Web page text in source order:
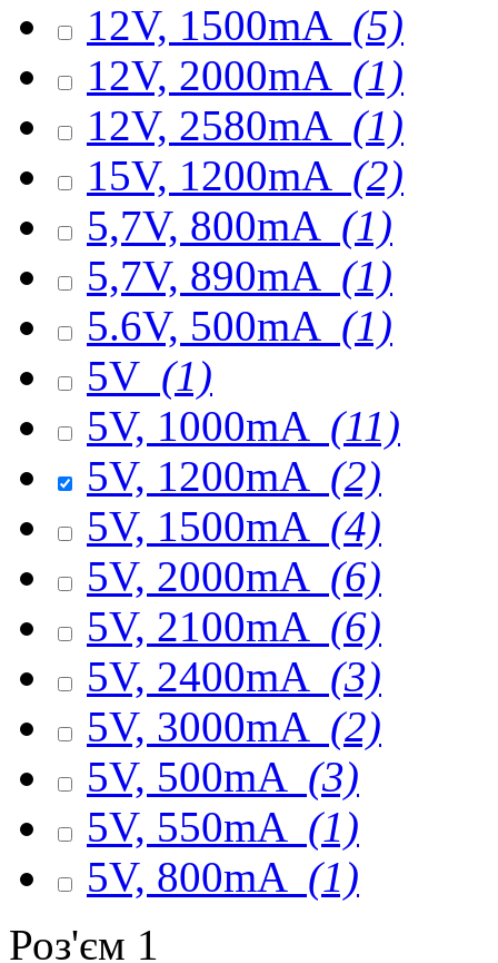
12V, 1500mA (5)
12V, 2000mA (1)
12V, 2580mA (1)
15V, 1200mA (2)
5,7V, 800mA (1)
5,7V, 890mA (1)
5.6V, 500mA (1)
5V (1)
5V, 1000mA (11)
5V, 1200mA (2)
5V, 1500mA (4)
5V, 2000mA (6)
5V, 2100mA (6)
5V, 2400mA (3)
5V, 3000mA (2)
5V, 500mA (3)
5V, 550mA (1)
5V, 800mA (1)
Роз'єм 1